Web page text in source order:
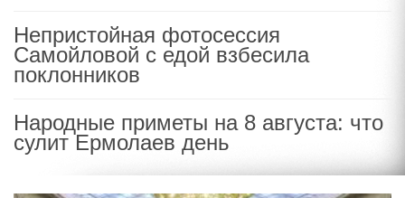
Непристойная фотосессия
Самойловой с едой взбесила
поклонников
Народные приметы на 8 августа: что
сулит Ермолаев день